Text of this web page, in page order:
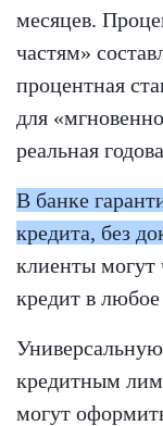
месяцев.
частям»
процентная
для
реальная
В банке
кредита, без
клиенты могут
кредит в
кредитным
могут